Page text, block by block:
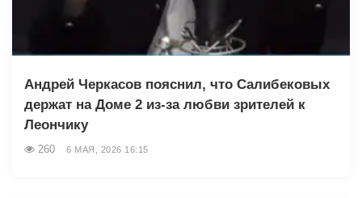
Андрей Черкасов пояснил, что Салибековых
держат на Доме 2 из-за любви зрителей к
Леончику
260 6 МАЯ, 2026 16:15